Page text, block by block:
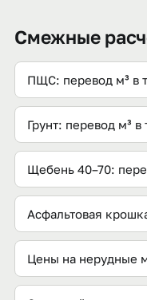
Смежные
ПЩС: перевод м³ в
Грунт: перевод м³ в
Щебень 40–70:
Асфальтовая
Цены на нерудные